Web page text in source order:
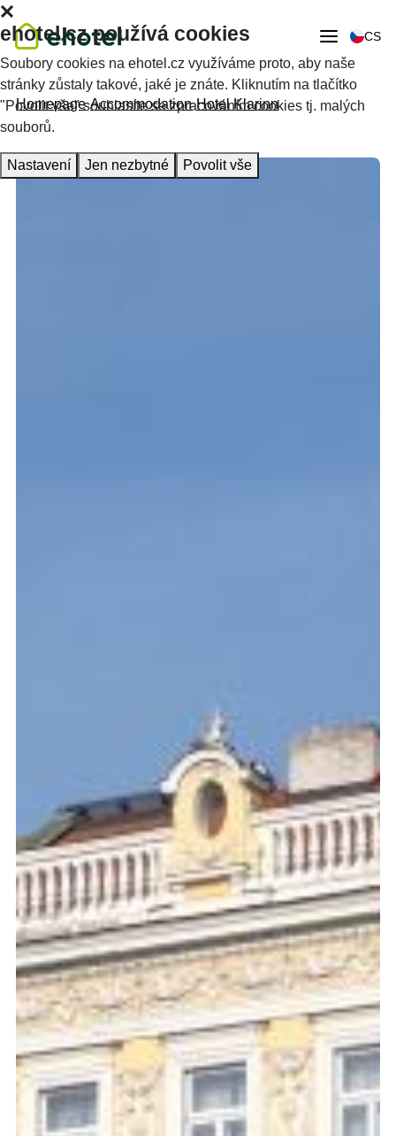
CS
Homepage Accommodation Hotel Klarinn
ehotel.cz používá cookies
Soubory cookies na ehotel.cz využíváme proto, aby naše
stránky zůstaly takové, jaké je znáte. Kliknutím na tlačítko
"Povolit vše" souhlasíte se zpracováním cookies tj. malých
souborů.
Nastavení Jen nezbytné Povolit vše